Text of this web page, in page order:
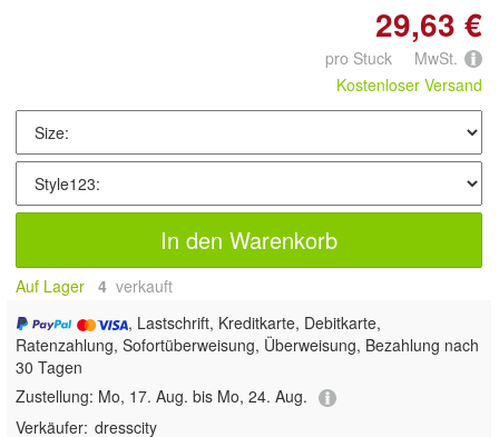
29,63 €
pro Stuck MwSt.
Kostenloser Versand
In den Warenkorb
Auf Lager 4 verkauft
, Lastschrift, Kreditkarte, Debitkarte,
Ratenzahlung, Sofortüberweisung, Überweisung, Bezahlung nach
30 Tagen
Zustellung: Mo, 17. Aug. bis Mo, 24. Aug.
Verkäufer: dresscity